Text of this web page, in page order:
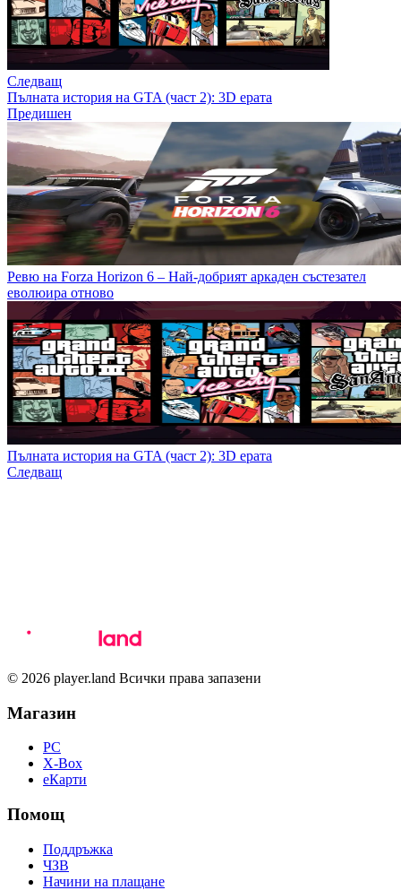
Следващ
Пълната история на GTA (част 2): 3D ерата
Предишен
Ревю на Forza Horizon 6 – Най-добрият аркаден състезател
еволюира отново
Пълната история на GTA (част 2): 3D ерата
Следващ
© 2026 player.land Всички права запазени
Магазин
PC
X-Box
eКарти
Помощ
Поддръжка
ЧЗВ
Начини на плащане